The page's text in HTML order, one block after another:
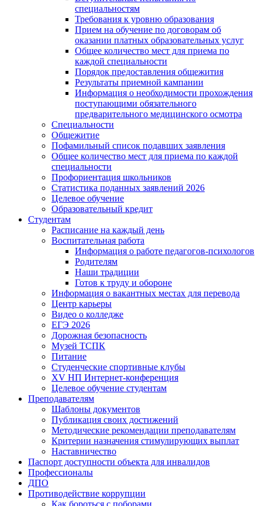
специальностям
Требования к уровню образования
Прием на обучение по договорам об
оказании платных образовательных услуг
Общее количество мест для приема по
каждой специальности
Порядок предоставления общежития
Результаты приемной кампании
Информация о необходимости прохождения
поступающими обязательного
предварительного медицинского осмотра
Специальности
Общежитие
Пофамильный список подавших заявления
Общее количество мест для приема по каждой
специальности
Профориентация школьников
Статистика поданных заявлений 2026
Целевое обучение
Образовательный кредит
Студентам
Расписание на каждый день
Воспитательная работа
Информация о работе педагогов-психологов
Родителям
Наши традиции
Готов к труду и обороне
Информация о вакантных местах для перевода
Центр карьеры
Видео о колледже
ЕГЭ 2026
Дорожная безопасность
Музей ТСПК
Питание
Студенческие спортивные клубы
XV НП Интернет-конференция
Целевое обучение студентам
Преподавателям
Шаблоны документов
Публикация своих достижений
Методические рекомендации преподавателям
Критерии назначения стимулирующих выплат
Наставничество
Паспорт доступности объекта для инвалидов
Профессионалы
ДПО
Противодействие коррупции